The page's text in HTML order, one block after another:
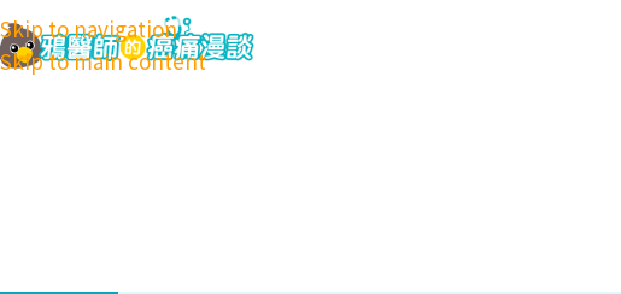
Skip to navigation
Skip to main content